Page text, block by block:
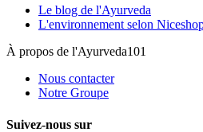
Le blog de l'Ayurveda
L'environnement selon
À propos de l'Ayurveda101
Nous contacter
Notre Groupe
Suivez-nous sur